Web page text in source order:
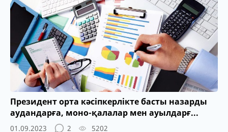
Президент орта кәсіпкерлікте басты назарды
аудандарға, моно-қалалар мен ауылдарғ...
01.09.2023 2 5202